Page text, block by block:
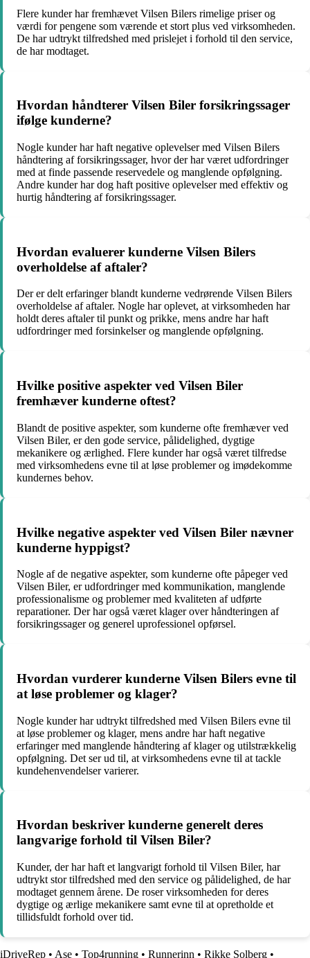
Flere kunder har fremhævet Vilsen Bilers rimelige priser og
værdi for pengene som værende et stort plus ved virksomheden.
De har udtrykt tilfredshed med prislejet i forhold til den service,
de har modtaget.
Hvordan håndterer Vilsen Biler forsikringssager
ifølge kunderne?
Nogle kunder har haft negative oplevelser med Vilsen Bilers
håndtering af forsikringssager, hvor der har været udfordringer
med at finde passende reservedele og manglende opfølgning.
Andre kunder har dog haft positive oplevelser med effektiv og
hurtig håndtering af forsikringssager.
Hvordan evaluerer kunderne Vilsen Bilers
overholdelse af aftaler?
Der er delt erfaringer blandt kunderne vedrørende Vilsen Bilers
overholdelse af aftaler. Nogle har oplevet, at virksomheden har
holdt deres aftaler til punkt og prikke, mens andre har haft
udfordringer med forsinkelser og manglende opfølgning.
Hvilke positive aspekter ved Vilsen Biler
fremhæver kunderne oftest?
Blandt de positive aspekter, som kunderne ofte fremhæver ved
Vilsen Biler, er den gode service, pålidelighed, dygtige
mekanikere og ærlighed. Flere kunder har også været tilfredse
med virksomhedens evne til at løse problemer og imødekomme
kundernes behov.
Hvilke negative aspekter ved Vilsen Biler nævner
kunderne hyppigst?
Nogle af de negative aspekter, som kunderne ofte påpeger ved
Vilsen Biler, er udfordringer med kommunikation, manglende
professionalisme og problemer med kvaliteten af udførte
reparationer. Der har også været klager over håndteringen af
forsikringssager og generel uprofessionel opførsel.
Hvordan vurderer kunderne Vilsen Bilers evne til
at løse problemer og klager?
Nogle kunder har udtrykt tilfredshed med Vilsen Bilers evne til
at løse problemer og klager, mens andre har haft negative
erfaringer med manglende håndtering af klager og utilstrækkelig
opfølgning. Det ser ud til, at virksomhedens evne til at tackle
kundehenvendelser varierer.
Hvordan beskriver kunderne generelt deres
langvarige forhold til Vilsen Biler?
Kunder, der har haft et langvarigt forhold til Vilsen Biler, har
udtrykt stor tilfredshed med den service og pålidelighed, de har
modtaget gennem årene. De roser virksomheden for deres
dygtige og ærlige mekanikere samt evne til at opretholde et
tillidsfuldt forhold over tid.
iDriveRep • Ase • Top4running • Runnerinn • Rikke Solberg •